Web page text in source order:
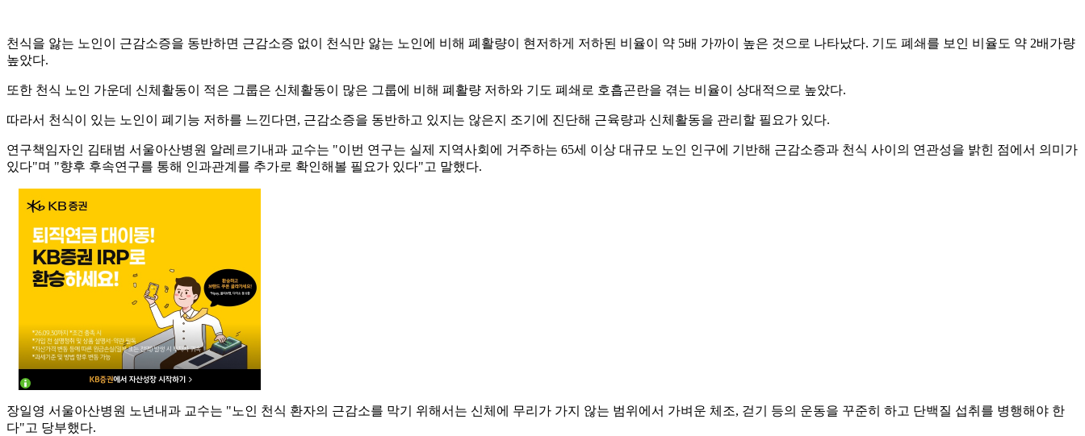
천식을 앓는 노인이 근감소증을 동반하면 근감소증 없이 천식만 앓는 노인에 비해 폐활량이 현저하게 저하된 비율이 약 5배 가까이 높은 것으로 나타났다. 기도 폐쇄를 보인 비율도 약 2배가량
높았다.
또한 천식 노인 가운데 신체활동이 적은 그룹은 신체활동이 많은 그룹에 비해 폐활량 저하와 기도 폐쇄로 호흡곤란을 겪는 비율이 상대적으로 높았다.
따라서 천식이 있는 노인이 폐기능 저하를 느낀다면, 근감소증을 동반하고 있지는 않은지 조기에 진단해 근육량과 신체활동을 관리할 필요가 있다.
연구책임자인 김태범 서울아산병원 알레르기내과 교수는 "이번 연구는 실제 지역사회에 거주하는 65세 이상 대규모 노인 인구에 기반해 근감소증과 천식 사이의 연관성을 밝힌 점에서 의미가
있다"며 "향후 후속연구를 통해 인과관계를 추가로 확인해볼 필요가 있다"고 말했다.
장일영 서울아산병원 노년내과 교수는 "노인 천식 환자의 근감소를 막기 위해서는 신체에 무리가 가지 않는 범위에서 가벼운 체조, 걷기 등의 운동을 꾸준히 하고 단백질 섭취를 병행해야 한
다"고 당부했다.